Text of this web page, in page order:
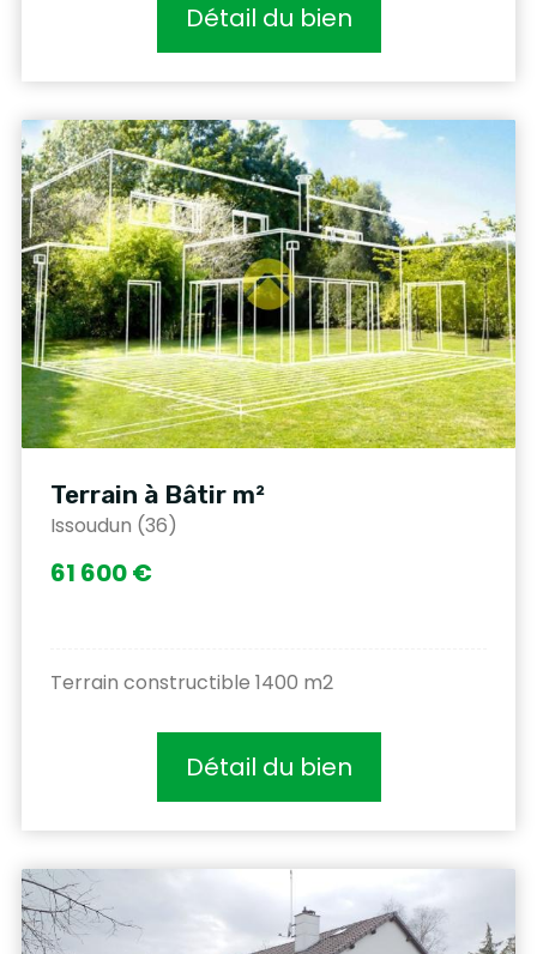
Détail du bien
Terrain à Bâtir m²
Issoudun (36)
61 600 €
Terrain constructible 1400 m2
Détail du bien